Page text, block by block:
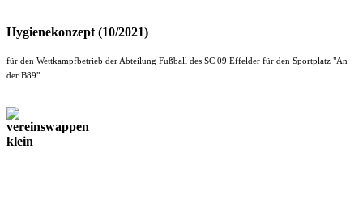
Hygienekonzept (10/2021)
für den Wettkampfbetrieb der Abteilung Fußball des SC 09 Effelder für den Sportplatz "An
der B89"